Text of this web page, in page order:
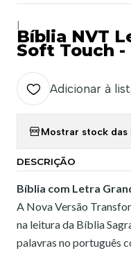
Bíblia NVT
Soft Touch -
Adicionar à
Mostrar stock das
DESCRIÇÃO
Bíblia com Letra
A Nova Versão
na leitura da Bíblia
palavras no português